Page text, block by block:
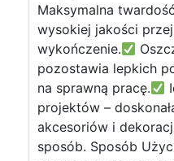
Maksymalna
wysokiej jakości
wykończenie.
pozostawia lepkich
na sprawną pracę.
projektów –
akcesoriów i
sposób. Sposób